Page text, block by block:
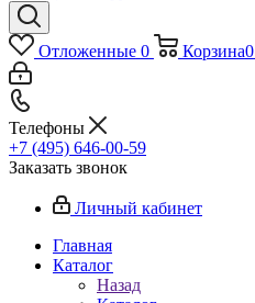
Отложенные 0 Корзина0
Телефоны
+7 (495) 646-00-59
Заказать звонок
Личный кабинет
Главная
Каталог
Назад